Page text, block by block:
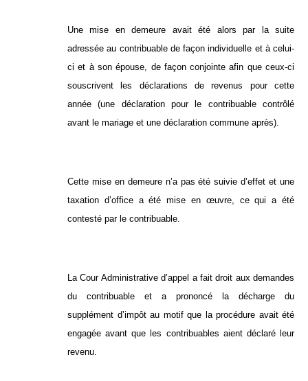
Une mise en demeure avait été alors par la suite
adressée au contribuable de façon individuelle et à celui-
ci et à son épouse, de façon conjointe afin que ceux-ci
souscrivent les déclarations de revenus pour cette
année (une déclaration pour le contribuable contrôlé
avant le mariage et une déclaration commune après).
Cette mise en demeure n’a pas été suivie d’effet et une
taxation d’office a été mise en œuvre, ce qui a été
contesté par le contribuable.
La Cour Administrative d’appel a fait droit aux demandes
du contribuable et a prononcé la décharge du
supplément d’impôt au motif que la procédure avait été
engagée avant que les contribuables aient déclaré leur
revenu.